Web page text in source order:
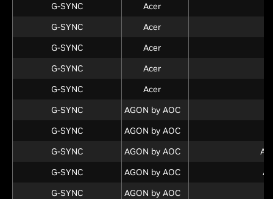
G-SYNC
Acer
G-SYNC
Acer
G-SYNC
Acer
G-SYNC
Acer
G-SYNC
Acer
G-SYNC
AGON by AOC
G-SYNC
AGON by AOC
G-SYNC
AGON by AOC
G-SYNC
AGON by AOC
G-SYNC
AGON by AOC